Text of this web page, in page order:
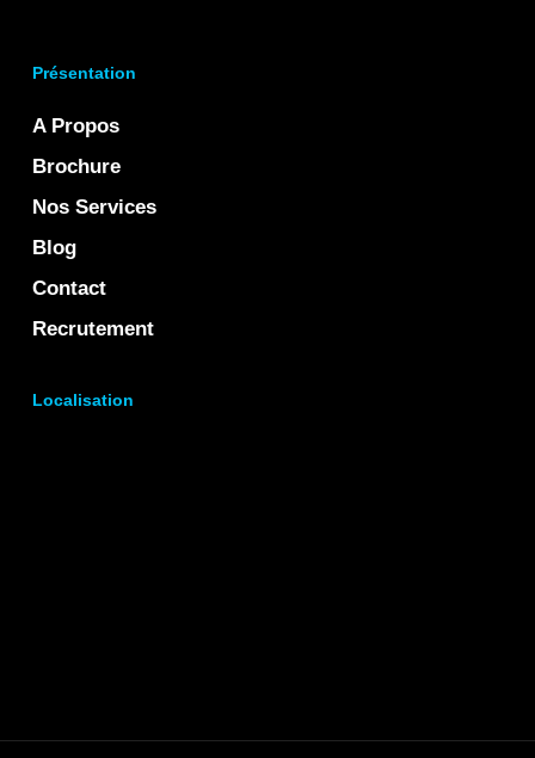
Présentation
A Propos
Brochure
Nos Services
Blog
Contact
Recrutement
Localisation